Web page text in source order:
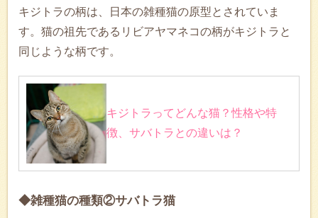
キジトラの柄は、日本の雑種猫の原型とされていま
す。猫の祖先であるリビアヤマネコの柄がキジトラと
同じような柄です。
キジトラってどんな猫？性格や特
徴、サバトラとの違いは？
◆雑種猫の種類②サバトラ猫